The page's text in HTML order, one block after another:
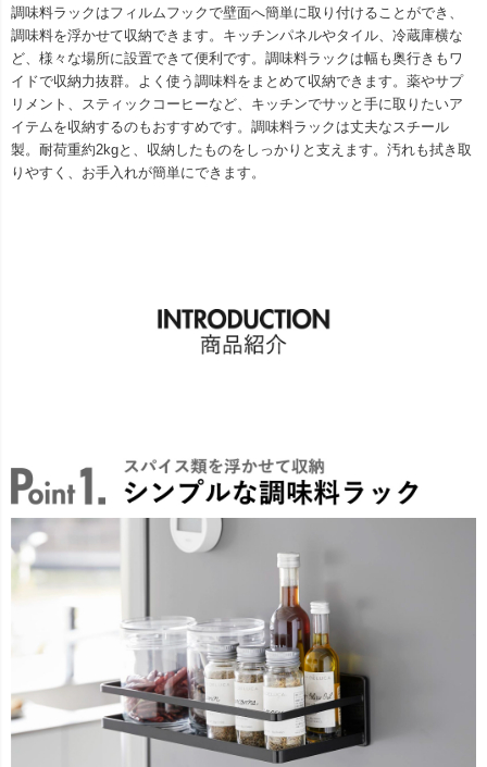
調味料ラックはフィルムフックで壁面へ簡単に取り付けることができ、
調味料を浮かせて収納できます。キッチンパネルやタイル、冷蔵庫横な
ど、様々な場所に設置できて便利です。調味料ラックは幅も奥行きもワ
イドで収納力抜群。よく使う調味料をまとめて収納できます。薬やサプ
リメント、スティックコーヒーなど、キッチンでサッと手に取りたいア
イテムを収納するのもおすすめです。調味料ラックは丈夫なスチール
製。耐荷重約2kgと、収納したものをしっかりと支えます。汚れも拭き取
りやすく、お手入れが簡単にできます。